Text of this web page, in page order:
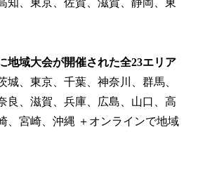
知、東京、佐賀、滋賀、静岡、東
地域大会が開催された全23エリア
城、東京、千葉、神奈川、群馬、
良、滋賀、兵庫、広島、山口、高
、宮崎、沖縄 ＋オンラインで地域